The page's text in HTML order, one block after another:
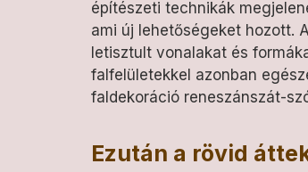
építészeti technikák
ami új lehetőségeket hozott.
letisztult vonalakat és
falfelületekkel azonban
faldekoráció reneszánszát-
Ezután a rövid